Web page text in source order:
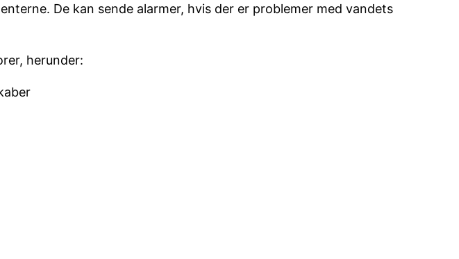
De kan sende alarmer, hvis der er problemer med vandets
herunder: